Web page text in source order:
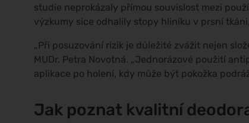
studie neprokázaly přímou souvislost mezi
výzkumy sice odhalily stopy hliníku v prsní
„Při posuzování rizik je důležité zvážit nejen
MUDr. Petra Novotná. „Jednorázové použití
aplikace po holení, kdy může být pokožka
Jak poznat kvalitní